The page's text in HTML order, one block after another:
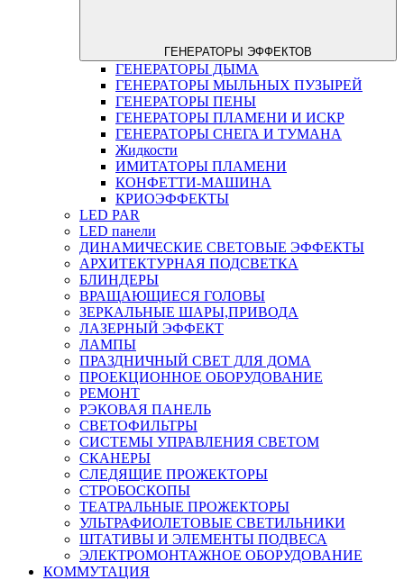
ГЕНЕРАТОРЫ ЭФФЕКТОВ
ГЕНЕРАТОРЫ ДЫМА
ГЕНЕРАТОРЫ МЫЛЬНЫХ ПУЗЫРЕЙ
ГЕНЕРАТОРЫ ПЕНЫ
ГЕНЕРАТОРЫ ПЛАМЕНИ И ИСКР
ГЕНЕРАТОРЫ СНЕГА И ТУМАНА
Жидкости
ИМИТАТОРЫ ПЛАМЕНИ
КОНФЕТТИ-МАШИНА
КРИОЭФФЕКТЫ
LED PAR
LED панели
ДИНАМИЧЕСКИЕ СВЕТОВЫЕ ЭФФЕКТЫ
АРХИТЕКТУРНАЯ ПОДСВЕТКА
БЛИНДЕРЫ
ВРАЩАЮЩИЕСЯ ГОЛОВЫ
ЗЕРКАЛЬНЫЕ ШАРЫ,ПРИВОДА
ЛАЗЕРНЫЙ ЭФФЕКТ
ЛАМПЫ
ПРАЗДНИЧНЫЙ СВЕТ ДЛЯ ДОМА
ПРОЕКЦИОННОЕ ОБОРУДОВАНИЕ
РЕМОНТ
РЭКОВАЯ ПАНЕЛЬ
СВЕТОФИЛЬТРЫ
СИСТЕМЫ УПРАВЛЕНИЯ СВЕТОМ
СКАНЕРЫ
СЛЕДЯЩИЕ ПРОЖЕКТОРЫ
СТРОБОСКОПЫ
ТЕАТРАЛЬНЫЕ ПРОЖЕКТОРЫ
УЛЬТРАФИОЛЕТОВЫЕ СВЕТИЛЬНИКИ
ШТАТИВЫ И ЭЛЕМЕНТЫ ПОДВЕСА
ЭЛЕКТРОМОНТАЖНОЕ ОБОРУДОВАНИЕ
КОММУТАЦИЯ